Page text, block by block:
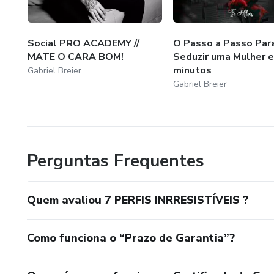
✅ Os 4 erros que você
📍 MÓDULO 2 — MODOS
✅ Poses que geram
✅ Como guiar um fotógrafo
✅ Como usar
Social PRO ACADEMY //
MATE O CARA BOM!
Gabriel Breier
O Passo a Passo
Seduzir uma Mulher
minutos
Gabriel Breier
Perguntas Frequentes
Quem avaliou 7 PERFIS INRRESISTÍVEIS ?
Como funciona o “Prazo de Garantia”?